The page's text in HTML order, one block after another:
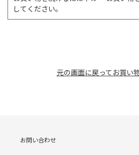
してください。
元の画面に戻ってお買い
お問い合わせ